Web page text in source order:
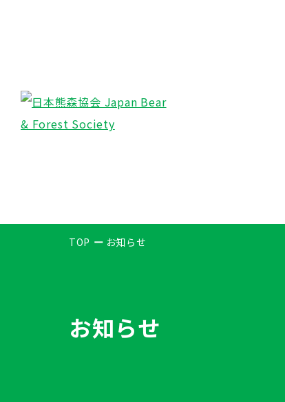
TOP お知らせ
お知らせ